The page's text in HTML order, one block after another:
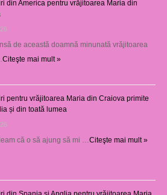
din America pentru vrăjitoarea Maria din
de această doamnă minunată vrăjitoarea
Citeşte mai mult »
pentru vrăjitoarea Maria din Craiova primite
și din toată lumea
că o să ajung să mi … Citeşte mai mult »